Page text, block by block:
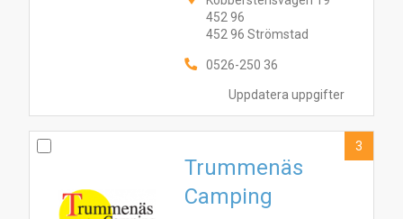
Uppdatera uppgifter
452 96
452 96 Strömstad
0526-250 36
Trummenäs
Camping
3